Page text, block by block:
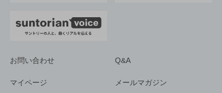
お問い合わせ Q&A
マイページ メールマガジン